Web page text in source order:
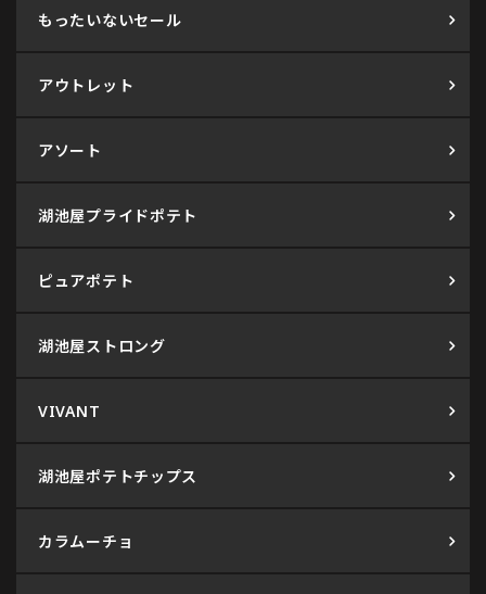
もったいないセール
アウトレット
アソート
湖池屋プライドポテト
ピュアポテト
湖池屋ストロング
VIVANT
湖池屋ポテトチップス
カラムーチョ